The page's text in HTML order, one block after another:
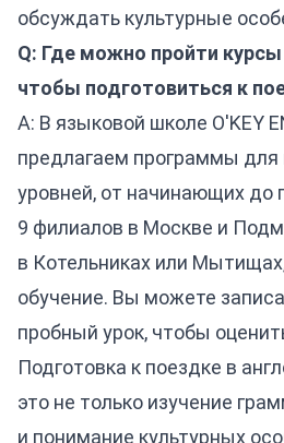
обсуждать культурные
Q: Где можно пройти курсы
чтобы подготовиться к
A: В языковой школе O'KEY
предлагаем программы для
уровней, от начинающих до
9 филиалов в Москве и
в Котельниках или Мытищах
обучение. Вы можете
пробный урок, чтобы
Подготовка к поездке в
это не только изучение
и понимание культурных